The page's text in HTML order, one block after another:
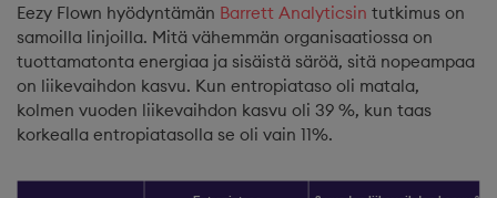
Eezy Flown hyödyntämän Barrett Analyticsin tutkimus on
samoilla linjoilla. Mitä vähemmän organisaatiossa on
tuottamatonta energiaa ja sisäistä säröä, sitä nopeampaa
on liikevaihdon kasvu. Kun entropiataso oli matala,
kolmen vuoden liikevaihdon kasvu oli 39 %, kun taas
korkealla entropiatasolla se oli vain 11%.